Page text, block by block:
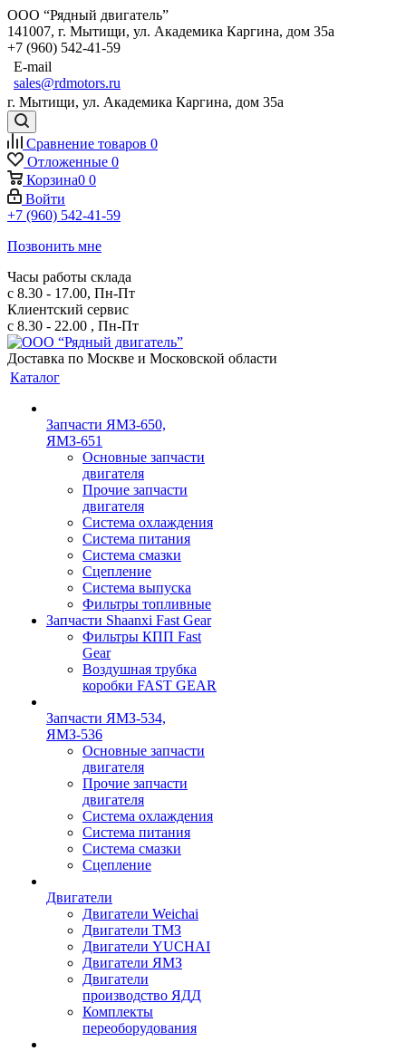
ООО “Рядный двигатель”
141007, г. Мытищи, ул. Академика Каргина, дом 35а
+7 (960) 542-41-59
E-mail
sales@rdmotors.ru
г. Мытищи, ул. Академика Каргина, дом 35а
Сравнение товаров 0
Отложенные 0
Корзина0 0
Войти
+7 (960) 542-41-59
Позвонить мне
Часы работы склада
с 8.30 - 17.00, Пн-Пт
Клиентский сервис
с 8.30 - 22.00 , Пн-Пт
Доставка по Москве и Московской области
Каталог
Запчасти ЯМЗ-650,
ЯМЗ-651
Основные запчасти
двигателя
Прочие запчасти
двигателя
Система охлаждения
Система питания
Система смазки
Сцепление
Система выпуска
Фильтры топливные
Запчасти Shaanxi Fast Gear
Фильтры КПП Fast
Gear
Воздушная трубка
коробки FAST GEAR
Запчасти ЯМЗ-534,
ЯМЗ-536
Основные запчасти
двигателя
Прочие запчасти
двигателя
Система охлаждения
Система питания
Система смазки
Сцепление
Двигатели
Двигатели Weichai
Двигатели ТМЗ
Двигатели YUCHAI
Двигатели ЯМЗ
Двигатели
производство ЯДД
Комплекты
переоборудования